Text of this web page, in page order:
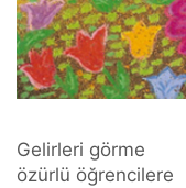
Gelirleri görme
özürlü öğrencilere